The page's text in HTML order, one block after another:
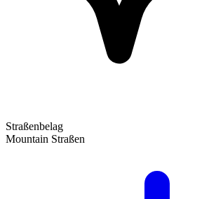
Straßenbelag
Mountain Straßen